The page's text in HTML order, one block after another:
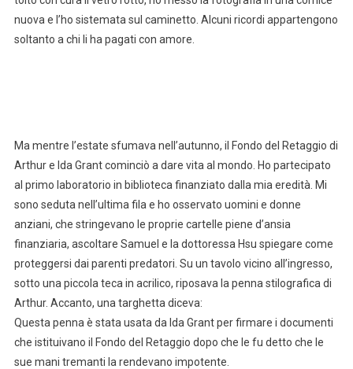
nuova e l’ho sistemata sul caminetto. Alcuni ricordi appartengono
soltanto a chi li ha pagati con amore.
Ma mentre l’estate sfumava nell’autunno, il Fondo del Retaggio di
Arthur e Ida Grant cominciò a dare vita al mondo. Ho partecipato
al primo laboratorio in biblioteca finanziato dalla mia eredità. Mi
sono seduta nell’ultima fila e ho osservato uomini e donne
anziani, che stringevano le proprie cartelle piene d’ansia
finanziaria, ascoltare Samuel e la dottoressa Hsu spiegare come
proteggersi dai parenti predatori. Su un tavolo vicino all’ingresso,
sotto una piccola teca in acrilico, riposava la penna stilografica di
Arthur. Accanto, una targhetta diceva:
Questa penna è stata usata da Ida Grant per firmare i documenti
che istituivano il Fondo del Retaggio dopo che le fu detto che le
sue mani tremanti la rendevano impotente.